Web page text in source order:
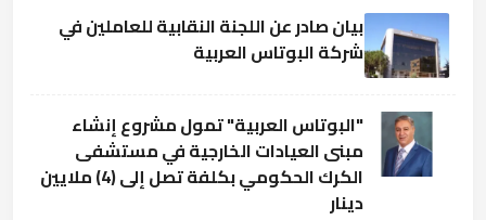
بيان صادر عن اللجنة النقابية للعاملين في
شركة البوتاس العربية
"البوتاس العربية" تمول مشروع إنشاء
مبنى العيادات الخارجية في مستشفى
الكرك الحكومي بكلفة تصل إلى (4) ملايين
دينار